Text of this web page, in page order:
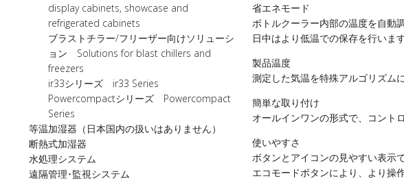
省エネモード
ボトルクーラー内部の温度を自動
日中はより低温での保存を行いま
製品温度
測定した気温を特殊アルゴリズム
簡単な取り付け
オールインワンの形式で、コント
使いやすさ
ボタンとアイコンの見やすい表示で
エコモードボタンにより、より操
display cabinets, showcase and
refrigerated cabinets
ブラストチラー/フリーザー向けソリューシ
ョン Solutions for blast chillers and
freezers
ir33シリーズ ir33 Series
Powercompactシリーズ Powercompact
Series
等温加湿器（日本国内の扱いはありません）
断熱式加湿器
水処理システム
遠隔管理･監視システム